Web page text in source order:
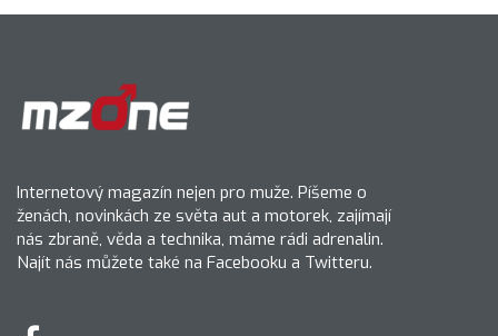
Internetový magazín nejen pro muže. Píšeme o
ženách, novinkách ze světa aut a motorek, zajímají
nás zbraně, věda a technika, máme rádi adrenalin.
Najít nás můžete také na Facebooku a Twitteru.